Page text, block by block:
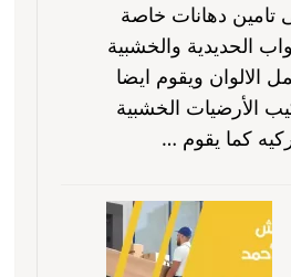
تامين دهانات خاصة
الحديدية والخشبية
الالوان ويقوم ايضا
الأرضيات الخشبية
كما يقوم …